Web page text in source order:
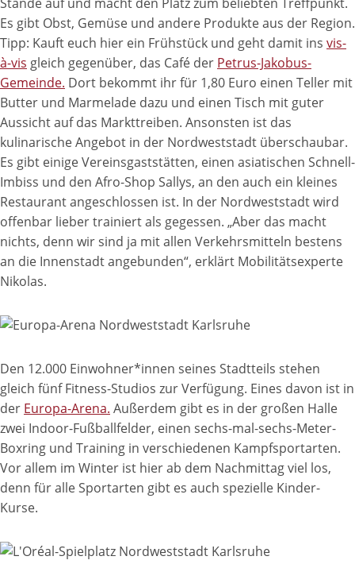
Es gibt Obst, Gemüse und andere Produkte aus der Region.
Tipp: Kauft euch hier ein Frühstück und geht damit ins vis-
à-vis gleich gegenüber, das Café der Petrus-Jakobus-
Gemeinde. Dort bekommt ihr für 1,80 Euro einen Teller mit
Butter und Marmelade dazu und einen Tisch mit guter
Aussicht auf das Markttreiben. Ansonsten ist das
kulinarische Angebot in der Nordweststadt überschaubar.
Es gibt einige Vereinsgaststätten, einen asiatischen Schnell-
Imbiss und den Afro-Shop Sallys, an den auch ein kleines
Restaurant angeschlossen ist. In der Nordweststadt wird
offenbar lieber trainiert als gegessen. „Aber das macht
nichts, denn wir sind ja mit allen Verkehrsmitteln bestens
an die Innenstadt angebunden“, erklärt Mobilitätsexperte
Nikolas.
Den 12.000 Einwohner*innen seines Stadtteils stehen
gleich fünf Fitness-Studios zur Verfügung. Eines davon ist in
der Europa-Arena. Außerdem gibt es in der großen Halle
zwei Indoor-Fußballfelder, einen sechs-mal-sechs-Meter-
Boxring und Training in verschiedenen Kampfsportarten.
Vor allem im Winter ist hier ab dem Nachmittag viel los,
denn für alle Sportarten gibt es auch spezielle Kinder-
Kurse.